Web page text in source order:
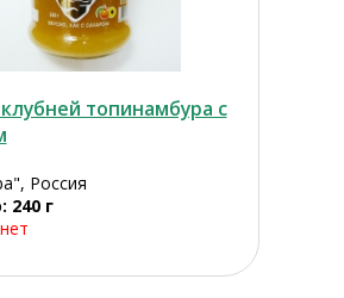
топинамбура с
Россия
240 г